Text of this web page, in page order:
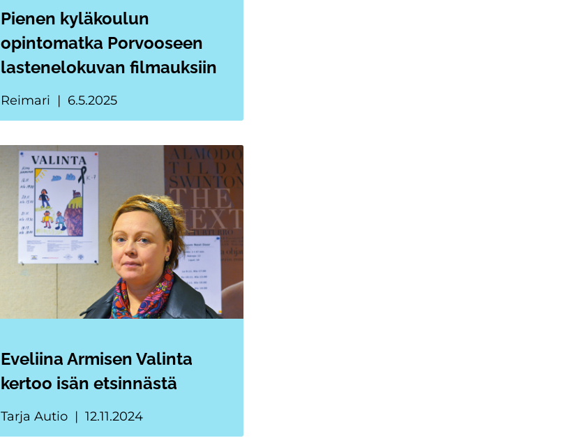
Pienen kyläkoulun
opintomatka Porvooseen
lastenelokuvan filmauksiin
Reimari 6.5.2025
Eveliina Armisen Valinta
kertoo isän etsinnästä
Tarja Autio 12.11.2024